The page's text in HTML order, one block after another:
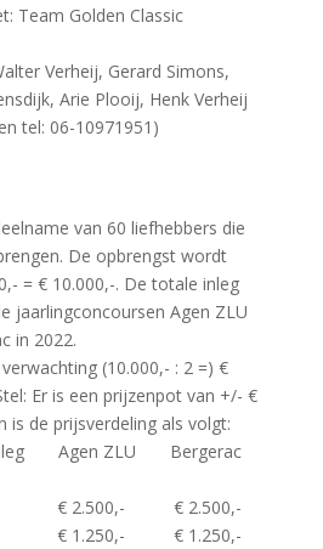
Team Golden Classic
Verheij, Gerard Simons,
Arie Plooij, Henk Verheij
tel: 06-10971951)
van 60 liefhebbers die
De opbrengst wordt
= € 10.000,-. De totale inleg
jaarlingconcoursen Agen ZLU
in 2022.
(10.000,- : 2 =) €
Er is een prijzenpot van +/- €
is de prijsverdeling als volgt:
Agen ZLU Bergerac
2.500,- € 2.500,-
1.250,- € 1.250,-